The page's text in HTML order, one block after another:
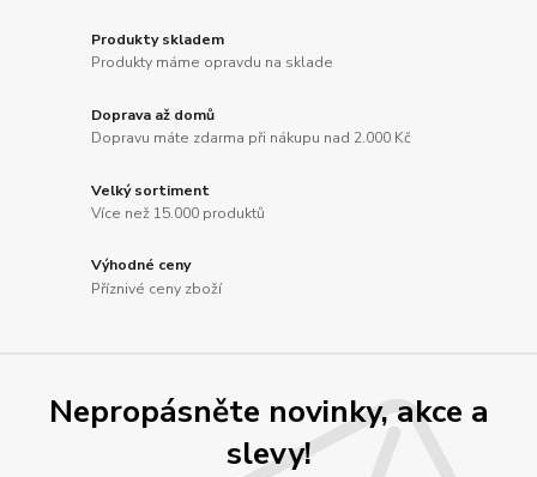
Produkty skladem
Produkty máme opravdu na sklade
Doprava až domů
Dopravu máte zdarma při nákupu nad 2.000 Kč
Velký sortiment
Více než 15.000 produktů
Výhodné ceny
Příznivé ceny zboží
Nepropásněte novinky, akce a
slevy!